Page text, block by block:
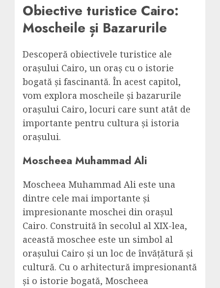
Obiective turistice Cairo:
Moscheile și Bazarurile
Descoperă obiectivele turistice ale
orașului Cairo, un oraș cu o istorie
bogată și fascinantă. În acest capitol,
vom explora moscheile și bazarurile
orașului Cairo, locuri care sunt atât de
importante pentru cultura și istoria
orașului.
Moscheea Muhammad Ali
Moscheea Muhammad Ali este una
dintre cele mai importante și
impresionante moschei din orașul
Cairo. Construită în secolul al XIX-lea,
această moschee este un simbol al
orașului Cairo și un loc de învățătură și
cultură. Cu o arhitectură impresionantă
și o istorie bogată, Moscheea